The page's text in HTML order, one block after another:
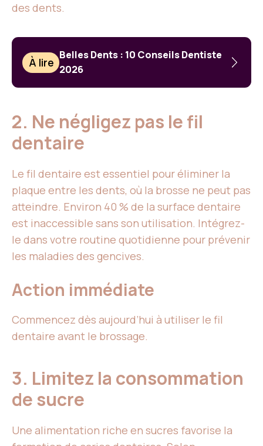
des dents.
À lire
Belles Dents : 10 Conseils Dentiste
2026
2. Ne négligez pas le fil
dentaire
Le fil dentaire est essentiel pour éliminer la
plaque entre les dents, où la brosse ne peut pas
atteindre. Environ 40 % de la surface dentaire
est inaccessible sans son utilisation. Intégrez-
le dans votre routine quotidienne pour prévenir
les maladies des gencives.
Action immédiate
Commencez dès aujourd’hui à utiliser le fil
dentaire avant le brossage.
3. Limitez la consommation
de sucre
Une alimentation riche en sucres favorise la